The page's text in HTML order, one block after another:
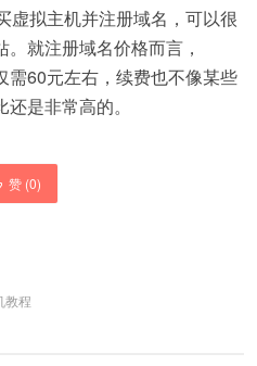
虚拟主机并注册域名，可以很
就注册域名价格而言，
需60元左右，续费也不像某些
是非常高的。
赞 (0)
教程